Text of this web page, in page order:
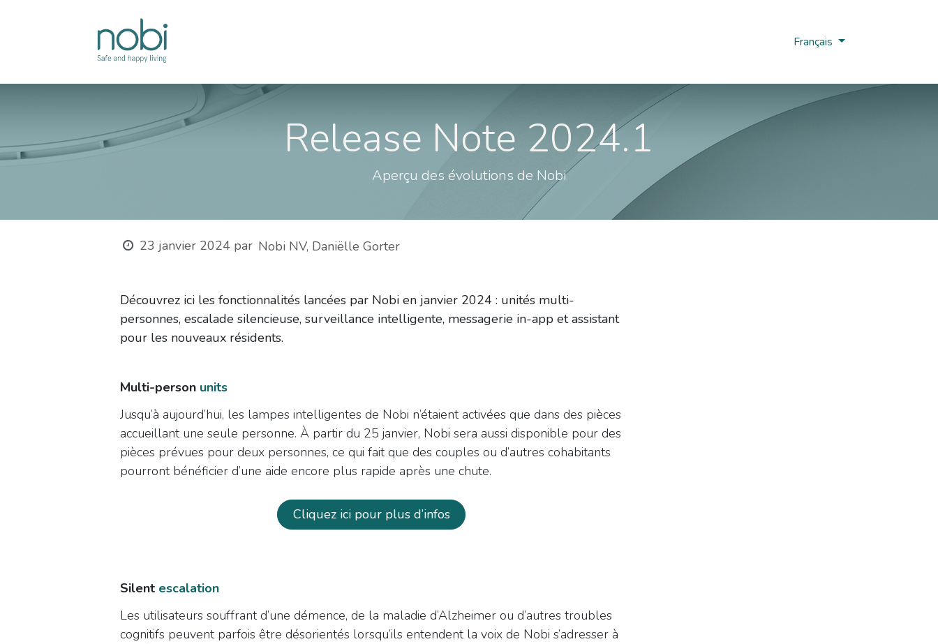
Français
Release Note 2024.1
Aperçu des évolutions de Nobi
23 janvier 2024 par Nobi NV, Daniëlle Gorter
Découvrez ici les fonctionnalités lancées par Nobi en janvier 2024 : unités multi-
personnes, escalade silencieuse, surveillance intelligente, messagerie in-app et assistant
pour les nouveaux résidents.
Multi-person units
Jusqu’à aujourd’hui, les lampes intelligentes de Nobi n’étaient activées que dans des pièces
accueillant une seule personne. À partir du 25 janvier, Nobi sera aussi disponible pour des
pièces prévues pour deux personnes, ce qui fait que des couples ou d’autres cohabitants
pourront bénéficier d’une aide encore plus rapide après une chute.
​Cliquez ici pour plus d’infos
Silent escalation
Les utilisateurs souffrant d’une démence, de la maladie d’Alzheimer ou d’autres troubles
cognitifs peuvent parfois être désorientés lorsqu’ils entendent la voix de Nobi s’adresser à